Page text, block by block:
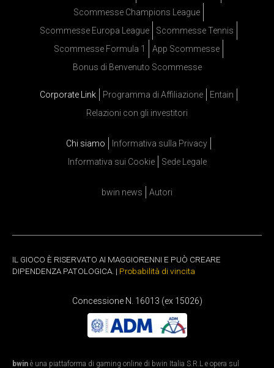
Scommesse Champions League
Scommesse Europa League
Scommesse Tennis
Scommesse Formula 1
App Scommesse
Bonus di Benvenuto Scommesse
Corporate Link Programma di Affiliazione
Entain
Relazioni con gli investitori
Chi siamo
Informativa sulla Privacy
Informativa sui Cookie
Sede Legale
bwin news Autori
IL GIOCO È RISERVATO AI MAGGIORENNI E PUÒ CREARE
DIPENDENZA PATOLOGICA. | Probabilità di vincita
Concessione N. 16013 (ex 15026)
bwin è una piattaforma di gaming online di bwin Italia S.R.L e opera sul